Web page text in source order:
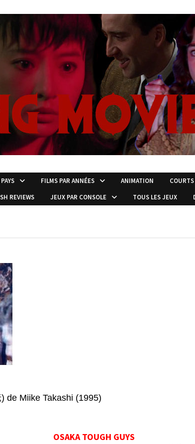
FILMS PAR ANNÉES ANIMATION
REVIEWS
JEUX PAR CONSOLE TOUS LES JEUX
de Miike Takashi (1995)
OSAKA TOUGH GUYS